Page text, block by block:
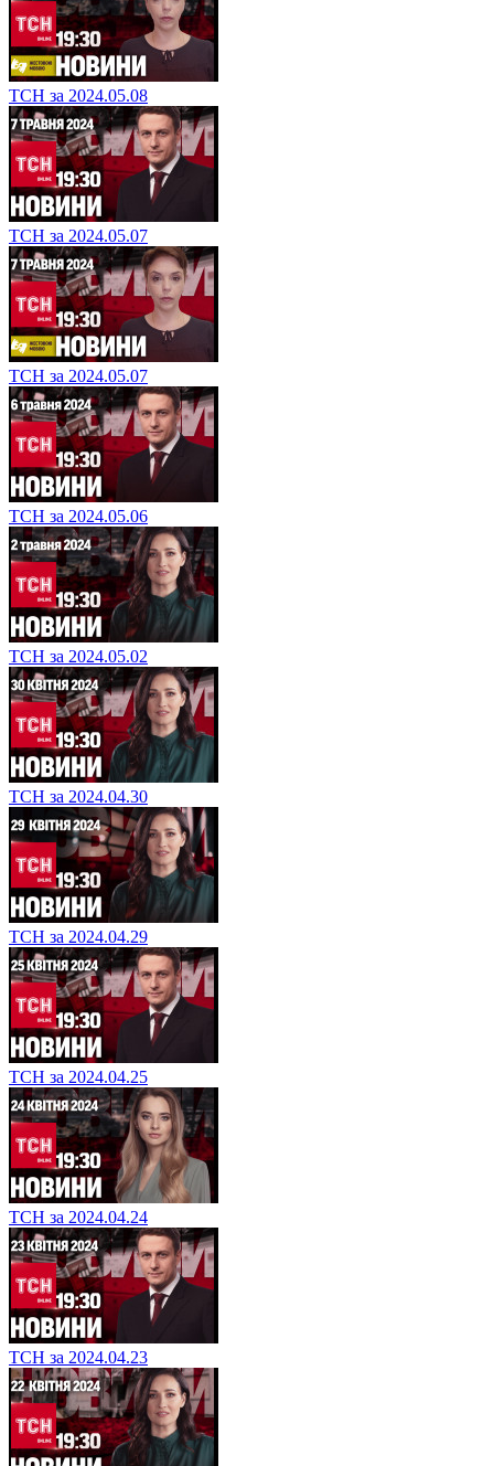
ТСН за 2024.05.08
ТСН за 2024.05.07
ТСН за 2024.05.07
ТСН за 2024.05.06
ТСН за 2024.05.02
ТСН за 2024.04.30
ТСН за 2024.04.29
ТСН за 2024.04.25
ТСН за 2024.04.24
ТСН за 2024.04.23